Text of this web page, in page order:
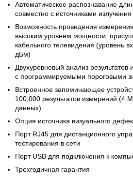
Автоматическое распознавание
совместно с источниками
Возможность проведения
высоким уровнем мощности,
кабельного телевидения (уровень
дБм)
Двухуровневый анализ
с программируемыми пороговыми
Встроенное запоминающее
100,000 результатов измерений (4
данных)
Опция источника визуального
Порт RJ45 для дистанционного
тестирования в сети
Порт USB для подключения к
Трехгодичная гарантия